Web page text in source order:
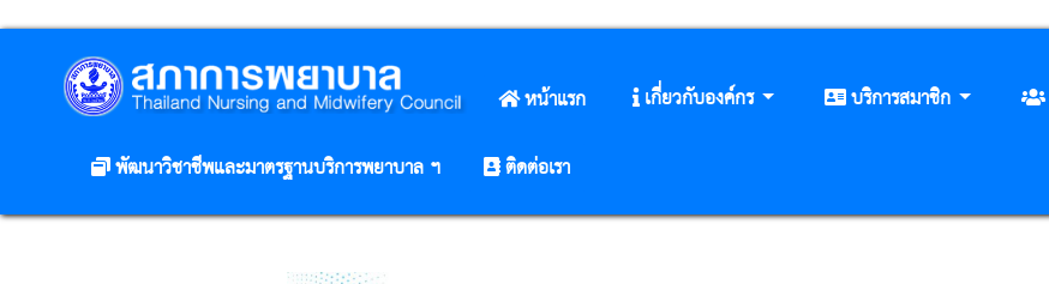
หน้าแรก เกี่ยวกับองค์กร บริการสมาชิก
พัฒนาวิชาชีพและมาตรฐานบริการพยาบาล ฯ
ติดต่อเรา